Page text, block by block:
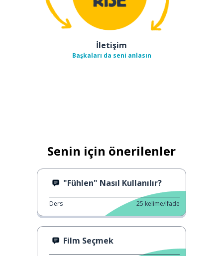
İletişim
Başkaları da seni anlasın
Senin için önerilenler
"Fühlen" Nasıl Kullanılır?
Ders 25 kelime/ifade
Film Seçmek